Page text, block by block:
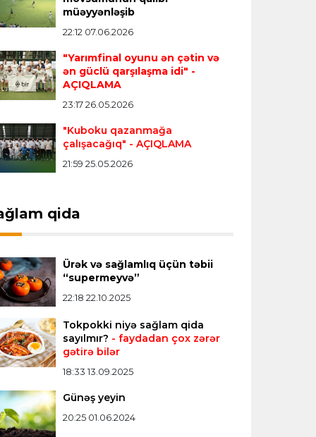
23:18 06.08.2026
tarixinin ən bahalı transferini
P.L. 23:14 06.08.2026
Pato İngiltərə klubunun
olacaq
23:08 06.08.2026
tapdı
voleybolu üzrə ölkə
finalçılar müəyyənləşdi
liqası 23:03 06.08.2026
"Dinamo"ya minimal
uduzdu
xəbərlər >>>
müəyyənləşib
22:12 07.06.2026
"Yarımfinal oyunu ən çətin və
ən güclü qarşılaşma idi" -
AÇIQLAMA
23:17 26.05.2026
"Kuboku qazanmağa
çalışacağıq" - AÇIQLAMA
21:59 25.05.2026
qida
Ürək və sağlamlıq üçün təbii
“supermeyvə”
22:18 22.10.2025
Tokpokki niyə sağlam qida
sayılmır? - faydadan çox zərər
gətirə bilər
18:33 13.09.2025
Günəş yeyin
20:25 01.06.2024